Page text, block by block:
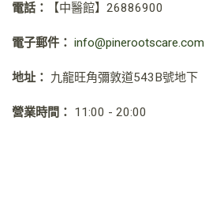
電話： 【中醫館】 26886900
電子郵件： info@pinerootscare.com
地址： 九龍旺角彌敦道543B號地下
營業時間： 11:00 - 20:00